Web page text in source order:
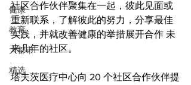
健康
教育
大都市
精选
社区合作伙伴聚集在一起，彼此见面或
重新联系，了解彼此的努力，分享最佳
实践，并就改善健康的举措展开合作 未
来几年的社区。
塔夫茨医疗中心向 20 个社区合作伙伴提